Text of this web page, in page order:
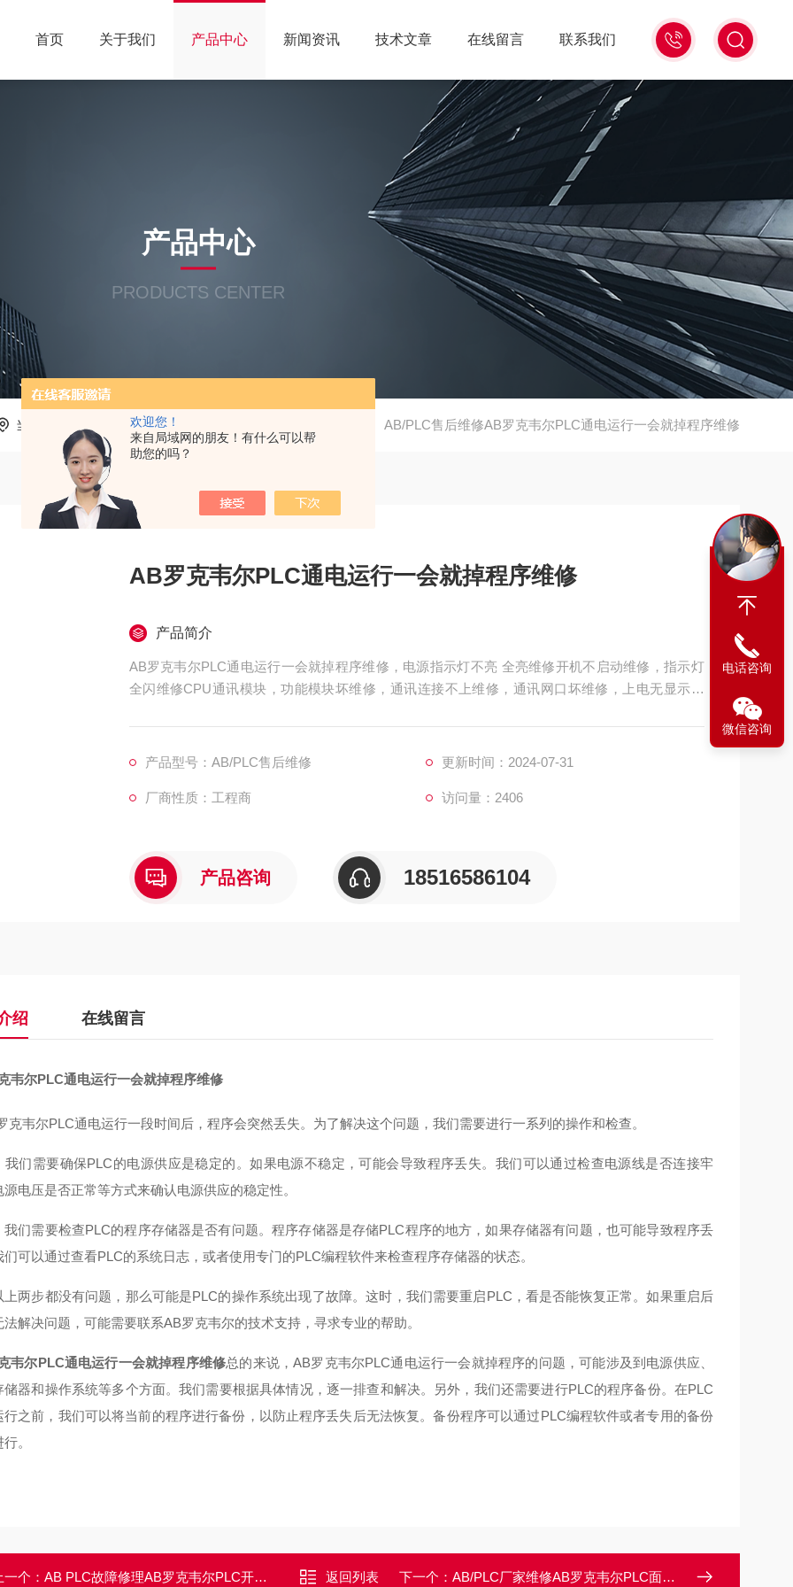
欢迎您！
来自局域网的朋友！有什么可以帮
助您的吗？
18516586104
微
首页 关于我们 产品中心 新闻资讯 技术文章 在线留言 联系我们
产品中心
PRODUCTS CENTER
当前位置： 产品中心 AB/PLC售后维修AB罗克韦尔PLC通电运行一会就掉程序维修
AB罗克韦尔PLC通电运行一会就掉程序维修
产品简介
AB罗克韦尔PLC通电运行一会就掉程序维修，电源指示灯不亮 全亮维修开机不启动维修，指示灯
全闪维修CPU通讯模块，功能模块坏维修，通讯连接不上维修，通讯网口坏维修，上电无显示维
产品型号：AB/PLC售后维修 更新时间：2024-07-31
厂商性质：工程商 访问量：2406
产品咨询 18516586104
绍 在线留言
韦尔PLC通电运行一会就掉程序维修
克韦尔PLC通电运行一段时间后，程序会突然丢失。为了解决这个问题，我们需要进行一系列的操作和检查。
我们需要确保PLC的电源供应是稳定的。如果电源不稳定，可能会导致程序丢失。我们可以通过检查电源线是否连接牢
源电压是否正常等方式来确认电源供应的稳定性。
我们需要检查PLC的程序存储器是否有问题。程序存储器是存储PLC程序的地方，如果存储器有问题，也可能导致程序丢
们可以通过查看PLC的系统日志，或者使用专门的PLC编程软件来检查程序存储器的状态。
上两步都没有问题，那么可能是PLC的操作系统出现了故障。这时，我们需要重启PLC，看是否能恢复正常。如果重启后
法解决问题，可能需要联系AB罗克韦尔的技术支持，寻求专业的帮助。
韦尔PLC通电运行一会就掉程序维修总的来说，AB罗克韦尔PLC通电运行一会就掉程序的问题，可能涉及到电源供应、
储器和操作系统等多个方面。我们需要根据具体情况，逐一排查和解决。
另外，我们还需要进行PLC的程序备份。在PLC
行之前，我们可以将当前的程序进行备份，以防止程序丢失后无法恢复。备份程序可以通过PLC编程软件或者专用的备份
。
一个： AB PLC故障修理AB罗克韦尔PLC开机启动不了/无法使用维修 返回列表 下一个： AB/PLC厂家维修AB罗克韦尔PLC面板OK灯亮红灯故障维修
电话咨询
微信咨询